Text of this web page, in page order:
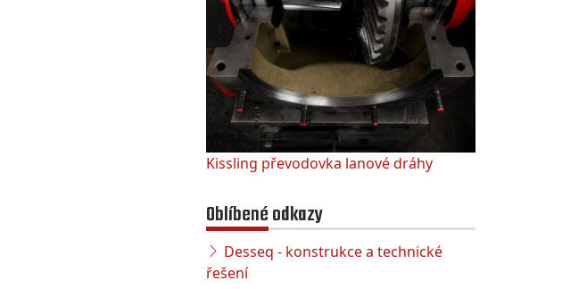
Kissling převodovka lanové dráhy
Oblíbené odkazy
Desseq - konstrukce a technické
řešení